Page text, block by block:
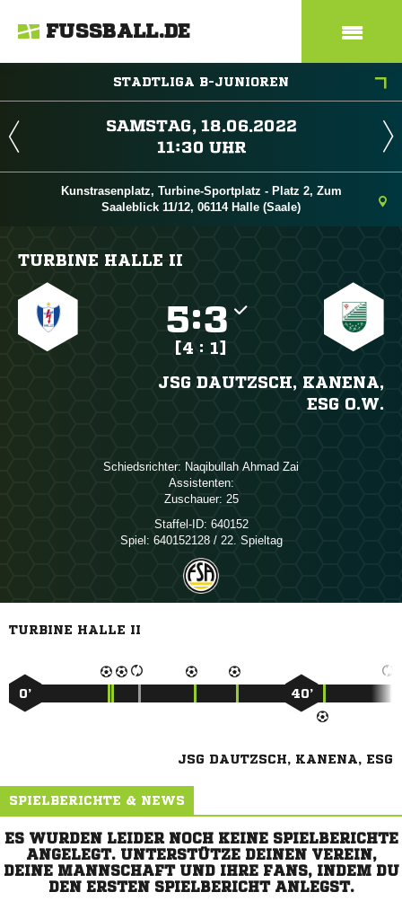
FUSSBALL.DE
STADTLIGA B-JUNIOREN
 
 
Kunstrasenplatz, Turbine-Sportplatz - Platz 2, Zum
Saaleblick 11/12, 06114 Halle (Saale)
TURBINE HALLE II
:
[4 : 1]
JSG DAUTZSCH, KANENA,
ESG O.W.
Schiedsrichter:   
Assistenten:
Zuschauer: 25
Staffel-ID: 640152
Spiel: 640152128 / 22. Spieltag
TURBINE HALLE II
0’ 40’
JSG DAUTZSCH, KANENA, ESG
SPIELBERICHTE & NEWS
ES WURDEN LEIDER NOCH KEINE SPIELBERICHTE
ANGELEGT. UNTERSTÜTZE DEINEN VEREIN,
DEINE MANNSCHAFT UND IHRE FANS, INDEM DU
DEN ERSTEN SPIELBERICHT ANLEGST.